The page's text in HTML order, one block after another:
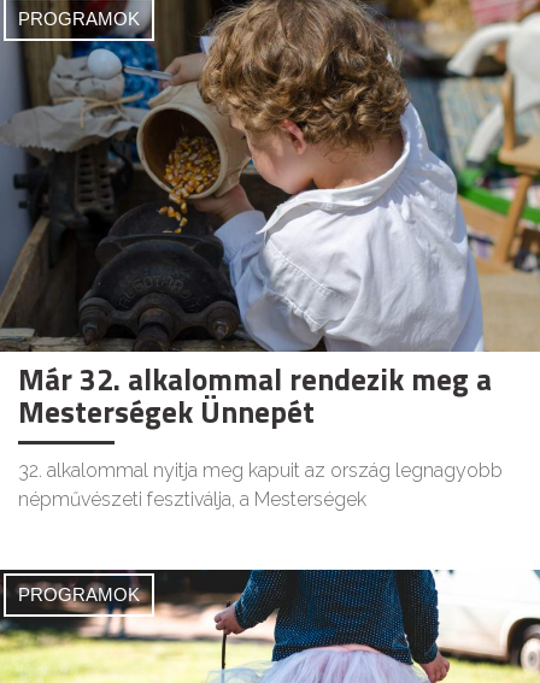
PROGRAMOK
Már 32. alkalommal rendezik meg a
Mesterségek Ünnepét
32. alkalommal nyitja meg kapuit az ország legnagyobb
népművészeti fesztiválja, a Mesterségek
PROGRAMOK